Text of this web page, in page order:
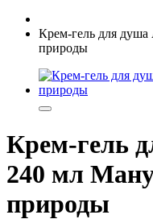
Крем-гель для
природы
Крем-гель
240 мл
природы